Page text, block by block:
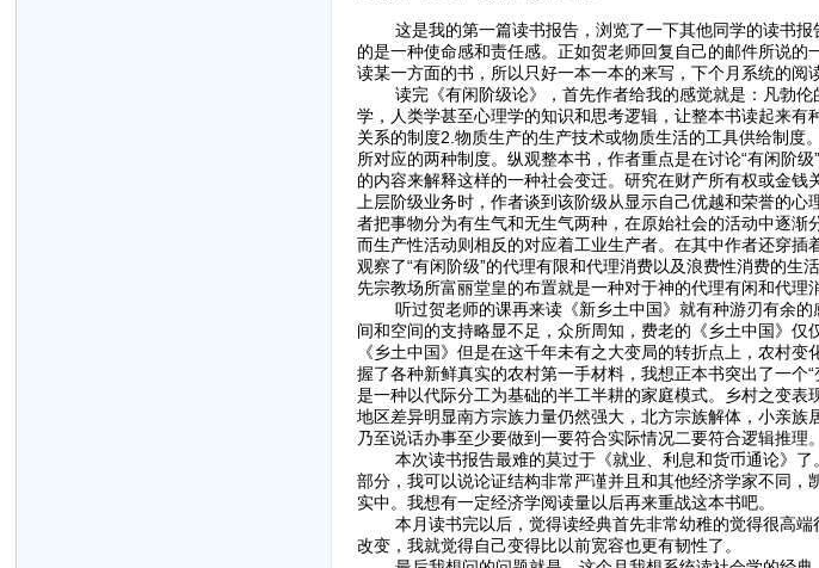
这是我的第一篇读书报告，浏览了一下其他同学的读书报
的是一种使命感和责任感。正如贺老师回复自己的邮件所说
读某一方面的书，所以只好一本一本的来写，下个月系统的阅
读完《有闲阶级论》，首先作者给我的感觉就是：凡勃伦
学，人类学甚至心理学的知识和思考逻辑，让整本书读起来
关系的制度2.物质生产的生产技术或物质生活的工具供给制
所对应的两种制度。纵观整本书，作者重点是在讨论“有闲阶
的内容来解释这样的一种社会变迁。研究在财产所有权或金钱
上层阶级业务时，作者谈到该阶级从显示自己优越和荣誉的
者把事物分为有生气和无生气两种，在原始社会的活动中逐
而生产性活动则相反的对应着工业生产者。在其中作者还穿
观察了“有闲阶级”的代理有限和代理消费以及浪费性消费的生
先宗教场所富丽堂皇的布置就是一种对于神的代理有闲和代理
听过贺老师的课再来读《新乡土中国》就有种游刃有余的
间和空间的支持略显不足，众所周知，费老的《乡土中国》
《乡土中国》但是在这千年未有之大变局的转折点上，农村
握了各种新鲜真实的农村第一手材料，我想正本书突出了一
是一种以代际分工为基础的半工半耕的家庭模式。乡村之变
地区差异明显南方宗族力量仍然强大，北方宗族解体，小亲
乃至说话办事至少要做到一要符合实际情况二要符合逻辑推理。
本次读书报告最难的莫过于《就业、利息和货币通论》了
部分，我可以说论证结构非常严谨并且和其他经济学家不同
实中。我想有一定经济学阅读量以后再来重战这本书吧。
本月读书完以后，觉得读经典首先非常幼稚的觉得很高端
改变，我就觉得自己变得比以前宽容也更有韧性了。